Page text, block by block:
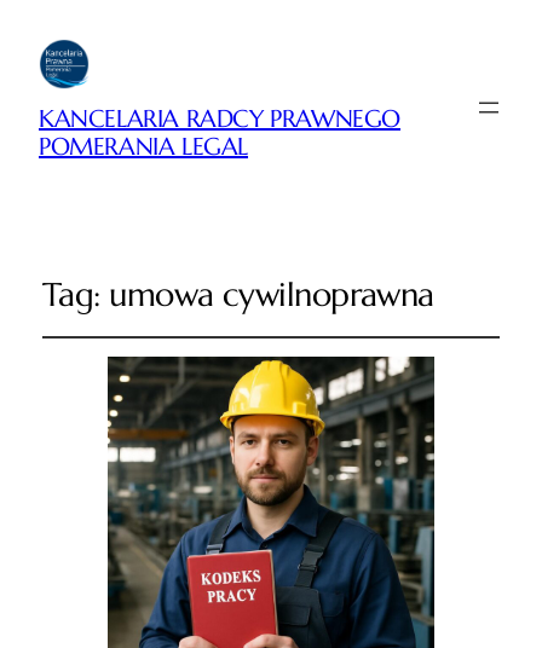
KANCELARIA RADCY PRAWNEGO
POMERANIA LEGAL
Tag: umowa cywilnoprawna